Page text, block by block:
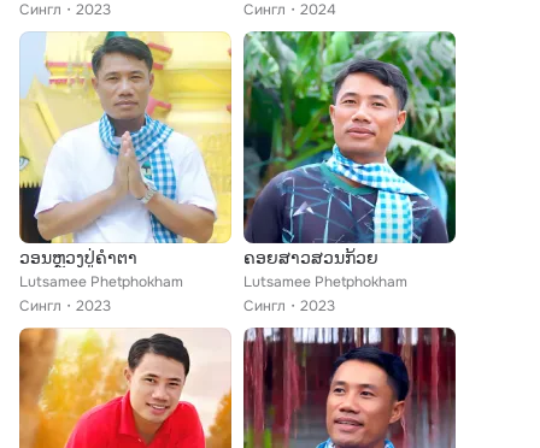
Сингл
2023
Сингл
2024
ວອນຫຼວງປູ່ຄຳຕາ
Lutsamee Phetphokham
Сингл
2023
ຄອຍສາວສວນກ້ວຍ
Lutsamee Phetphokham
Сингл
2023